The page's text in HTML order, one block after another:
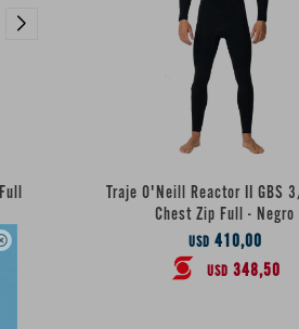
Traje O'Neill Reactor II GBS
Chest Zip Full - Negro
USD 410,00
USD 348,50